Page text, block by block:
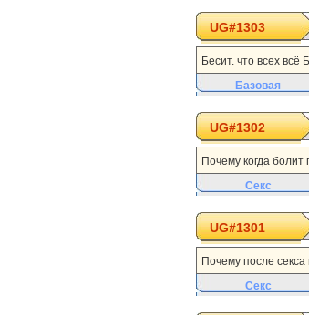
UG#1303
Бесит. что всех всё
Базовая
UG#1302
Почему когда болит
Секс
UG#1301
Почему после
Секс